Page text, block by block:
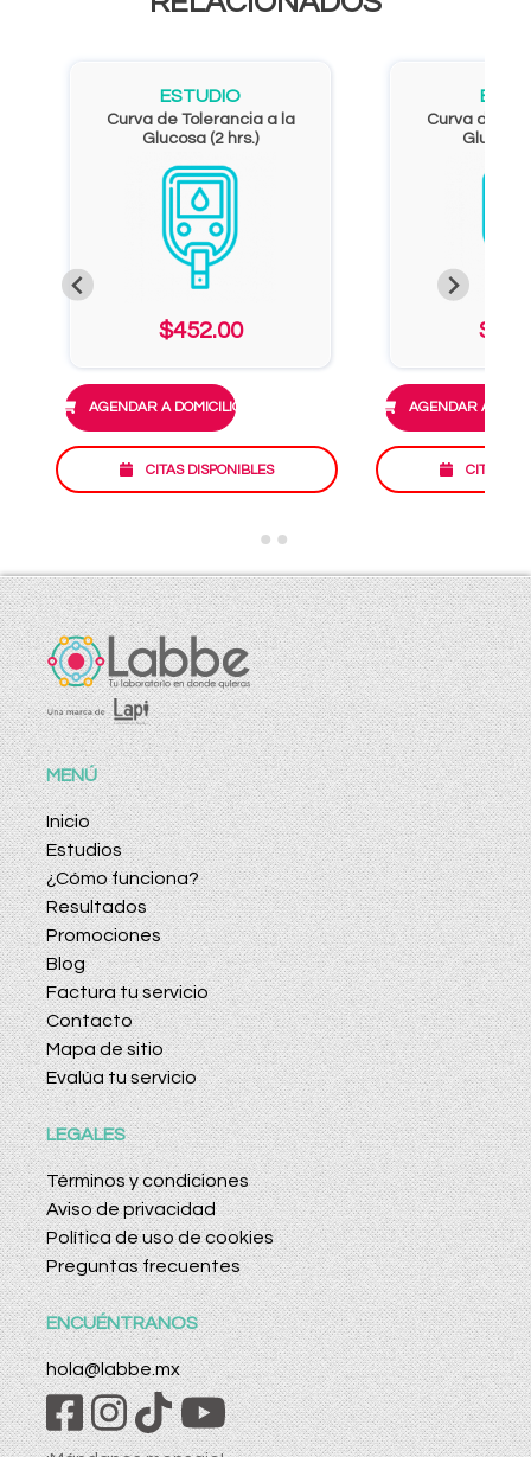
ESTUDIO
Curva de Tolerancia a la
Glucosa (2 hrs.)
$452.00
AGENDAR A DOMICILIO
CITAS DISPONIBLES
Curva de
Glucosa
AGENDAR A
CITAS
MENÚ
Inicio
Estudios
¿Cómo funciona?
Resultados
Promociones
Blog
Factura tu servicio
Contacto
Mapa de sitio
Evalúa tu servicio
LEGALES
Términos y condiciones
Aviso de privacidad
Política de uso de cookies
Preguntas frecuentes
ENCUÉNTRANOS
hola@labbe.mx